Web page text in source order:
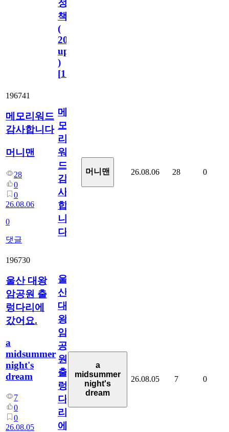
정
책
(
2023.11.1
update
)
[110
196741
메모리워드
감사합니다
머니맨
28
0
0
26.08.06
0
댓글
메
모
리
워
드
감
사
합
니
다
머니맨 26.08.06 28 0
196730
울산 대왕
암공원 출
렁다리에
갔어요.
a
midsummer
night's
dream
7
0
0
26.08.05
울
산
대
왕
암
공
원
출
렁
다
리
에
a
midsummer
night's
dream
26.08.05 7 0